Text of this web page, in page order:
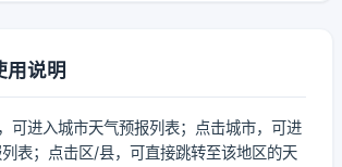
用说明
可进入城市天气预报列表；点击城市，可进
表；点击区/县，可直接跳转至该地区的天